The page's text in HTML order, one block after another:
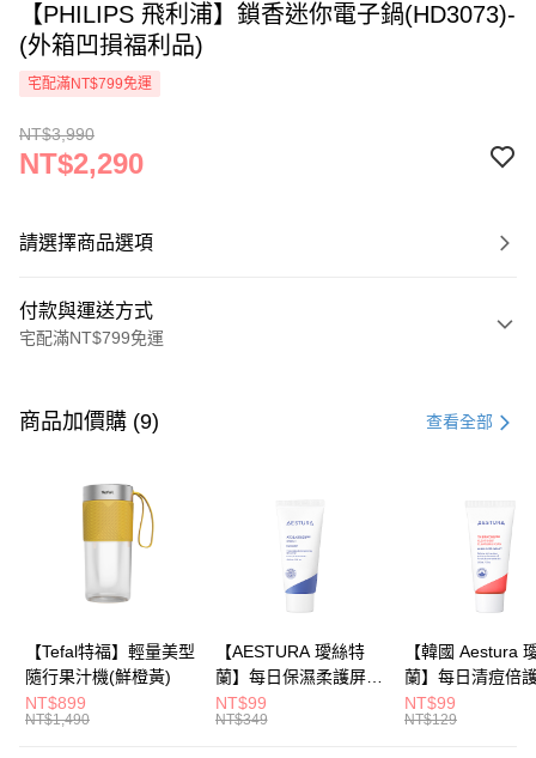
【PHILIPS 飛利浦】鎖香迷你電子鍋(HD3073)-
(外箱凹損福利品)
宅配滿NT$799免運
NT$3,990
NT$2,290
請選擇商品選項
付款與運送方式
宅配滿NT$799免運
信用卡一次付款
3 期 0 利率 每期
合作金庫商業銀行
第一商業銀行
華南商業銀行
彰化商業銀行
上海商業儲蓄銀行
台北富邦商業銀行
兆豐國際商業銀行
臺灣中小企業銀行
台中商業銀行
匯豐（台灣）商業銀行
華泰商業銀行
聯邦商業銀行
遠東國際商業銀行
元大商業銀行
6 期 0 利率 每期 21家銀行
合作金庫商業銀行
第一商業銀行
華南商業銀行
彰化商業銀行
國泰世華商業銀行
兆豐國際商業銀行
臺灣中小企業銀行
台中商業銀行
匯豐（台灣）商業銀行
聯邦商業銀行
大哥付你分期
相關說明
【大哥付你分期使用說明】
商品加價購 (9) 查看全部
【Tefal特福】輕量美型
隨行果汁機(鮮橙黃)
NT$899
NT$1,490
【AESTURA 璦絲特
蘭】每日保濕柔護屏障
修護霜 30ml
NT$99
NT$349
【韓國 Aestura
蘭】每日清痘倍
潔面泡沫 30g
NT$99
NT$129